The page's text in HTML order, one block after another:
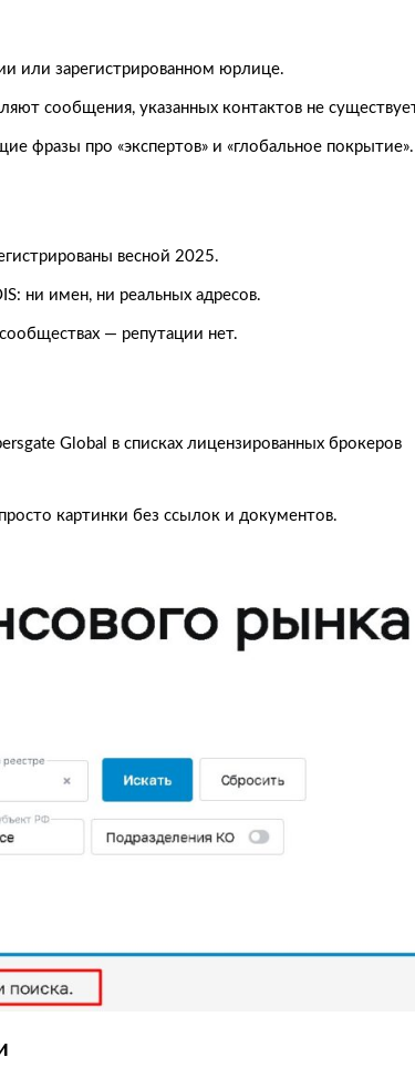
или зарегистрированном юрлице.
сообщения, указанных контактов не
фразы про «экспертов» и «глобальное покрытие».
весной 2025.
ни имен, ни реальных адресов.
— репутации нет.
Global в списках лицензированных брокеров
картинки без ссылок и документов.